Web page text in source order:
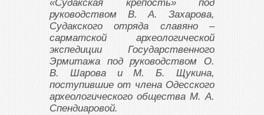
«Судакская крепость» под
руководством В. А. Захарова,
Судакского отряда славяно –
сарматской археологической
экспедиции Государственного
Эрмитажа под руководством О.
В. Шарова и М. Б. Щукина,
поступившие от члена Одесского
археологического общества М. А.
Спендиаровой.